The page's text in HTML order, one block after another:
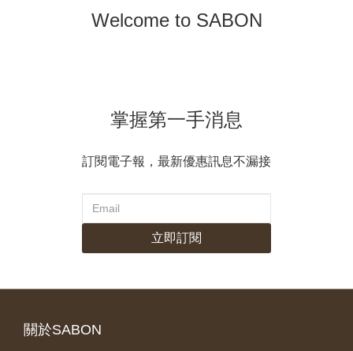
Welcome to SABON
掌握第一手消息
訂閱電子報，最新優惠訊息不漏接
立即訂閱
關於SABON